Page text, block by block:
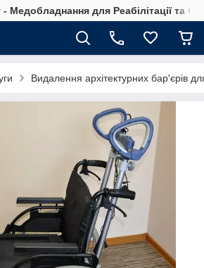
Медобладнання для Реабілітації та
Видалення архітектурних бар'єрів